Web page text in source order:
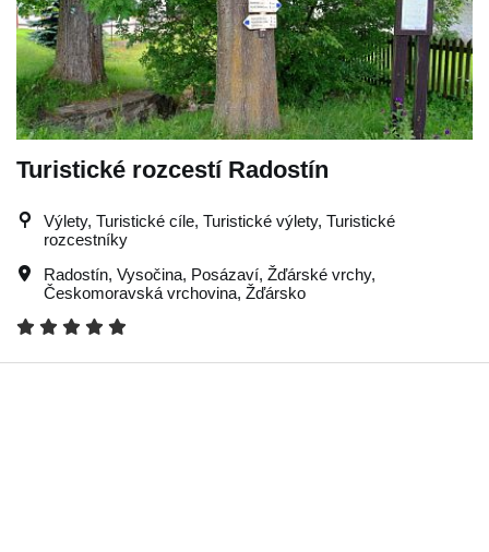
Turistické rozcestí Radostín
Výlety, Turistické cíle, Turistické výlety, Turistické
rozcestníky
Radostín, Vysočina, Posázaví, Žďárské vrchy,
Českomoravská vrchovina, Žďársko